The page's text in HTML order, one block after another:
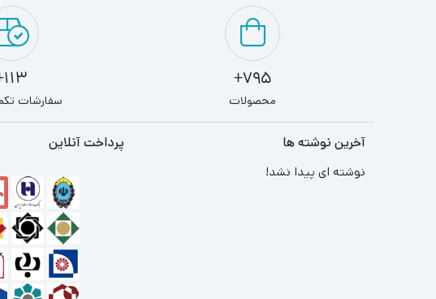
795+
محصولات
113+
سفارشات
آخرین نوشته ها
نوشته ای پیدا نشد!
پرداخت آنلاین